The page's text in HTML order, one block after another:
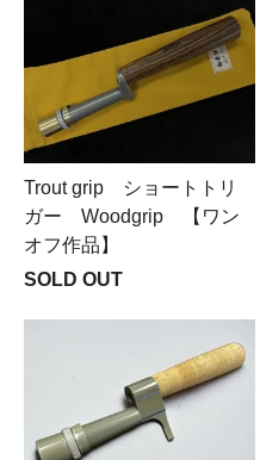
Trout grip ショートトリ
ガー Woodgrip 【ワン
オフ作品】
SOLD OUT